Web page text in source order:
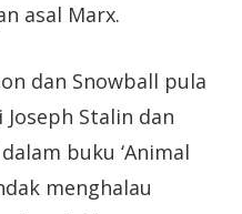
asal Marx.
dan Snowball pula
Stalin dan
buku ‘Animal
menghalau